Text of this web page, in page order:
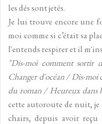
les dés sont jetés.
Je lui trouve encore une
moi comme si c’était sa
l'entends respirer et il
"Dis-moi comment sortir
Changer d'océan / Dis-
du roman / Heureux dans
cette autoroute de nuit, je
chairs, depuis avoir